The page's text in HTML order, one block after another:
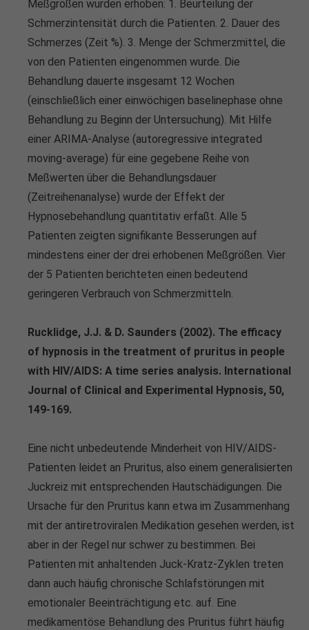
Meßgrößen wurden erhoben: 1. Beurteilung der
Schmerzintensität durch die Patienten. 2. Dauer des
Schmerzes (Zeit %). 3. Menge der Schmerzmittel, die
von den Patienten eingenommen wurde. Die
Behandlung dauerte insgesamt 12 Wochen
(einschließlich einer einwöchigen baselinephase ohne
Behandlung zu Beginn der Untersuchung). Mit Hilfe
einer ARIMA-Analyse (autoregressive integrated
moving-average) für eine gegebene Reihe von
Meßwerten über die Behandlungsdauer
(Zeitreihenanalyse) wurde der Effekt der
Hypnosebehandlung quantitativ erfaßt. Alle 5
Patienten zeigten signifikante Besserungen auf
mindestens einer der drei erhobenen Meßgrößen. Vier
der 5 Patienten berichteten einen bedeutend
geringeren Verbrauch von Schmerzmitteln.
Rucklidge, J.J. & D. Saunders (2002). The efficacy
of hypnosis in the treatment of pruritus in people
with HIV/AIDS: A time series analysis. International
Journal of Clinical and Experimental Hypnosis, 50,
149-169.
Eine nicht unbedeutende Minderheit von HIV/AIDS-
Patienten leidet an Pruritus, also einem generalisierten
Juckreiz mit entsprechenden Hautschädigungen. Die
Ursache für den Pruritus kann etwa im Zusammenhang
mit der antiretroviralen Medikation gesehen werden, ist
aber in der Regel nur schwer zu bestimmen. Bei
Patienten mit anhaltenden Juck-Kratz-Zyklen treten
dann auch häufig chronische Schlafstörungen mit
emotionaler Beeinträchtigung etc. auf. Eine
medikamentöse Behandlung des Pruritus führt häufig